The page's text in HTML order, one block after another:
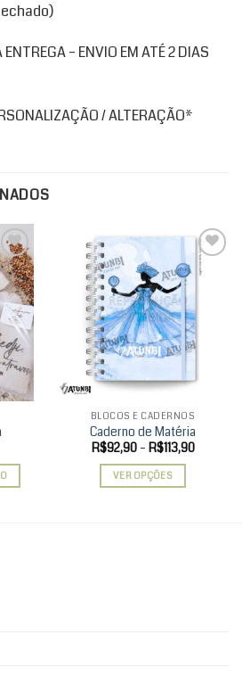
– ENVIO EM ATÉ 2 DIAS
/ ALTERAÇÃO*
to
wishlist
BLOCOS E CADERNOS
Caderno de Matéria
R$92,90 – R$113,90Faixa
VER OPÇÕES